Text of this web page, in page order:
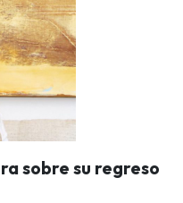
sobre su regreso